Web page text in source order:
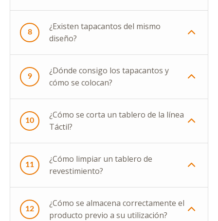
8
¿Existen tapacantos del mismo
diseño?
9
¿Dónde consigo los tapacantos y
cómo se colocan?
10
¿Cómo se corta un tablero de la línea
Táctil?
11
¿Cómo limpiar un tablero de
revestimiento?
12
¿Cómo se almacena correctamente el
producto previo a su utilización?